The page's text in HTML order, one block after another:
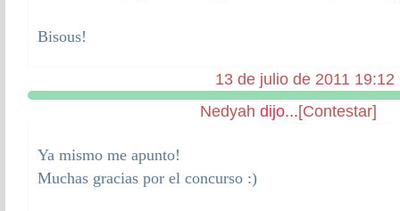
Bisous!
13 de julio de 2011 19:12
Nedyah dijo...[Contestar]
Ya mismo me apunto!
Muchas gracias por el concurso :)